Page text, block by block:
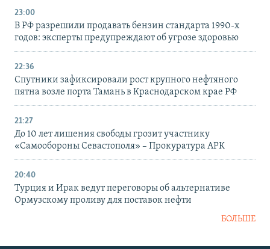
23:00
В РФ разрешили продавать бензин стандарта 1990-х
годов: эксперты предупреждают об угрозе здоровью
22:36
Спутники зафиксировали рост крупного нефтяного
пятна возле порта Тамань в Краснодарском крае РФ
21:27
До 10 лет лишения свободы грозит участнику
«Самообороны Севастополя» – Прокуратура АРК
20:40
Турция и Ирак ведут переговоры об альтернативе
Ормузскому проливу для поставок нефти
БОЛЬШЕ